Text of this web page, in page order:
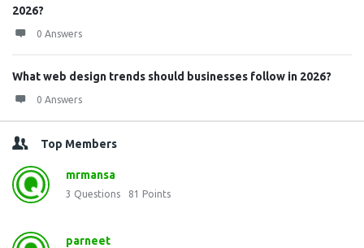
2026?
0 Answers
What web design trends should businesses follow in 2026?
0 Answers
Top Members
mrmansa
3 Questions 81 Points
parneet